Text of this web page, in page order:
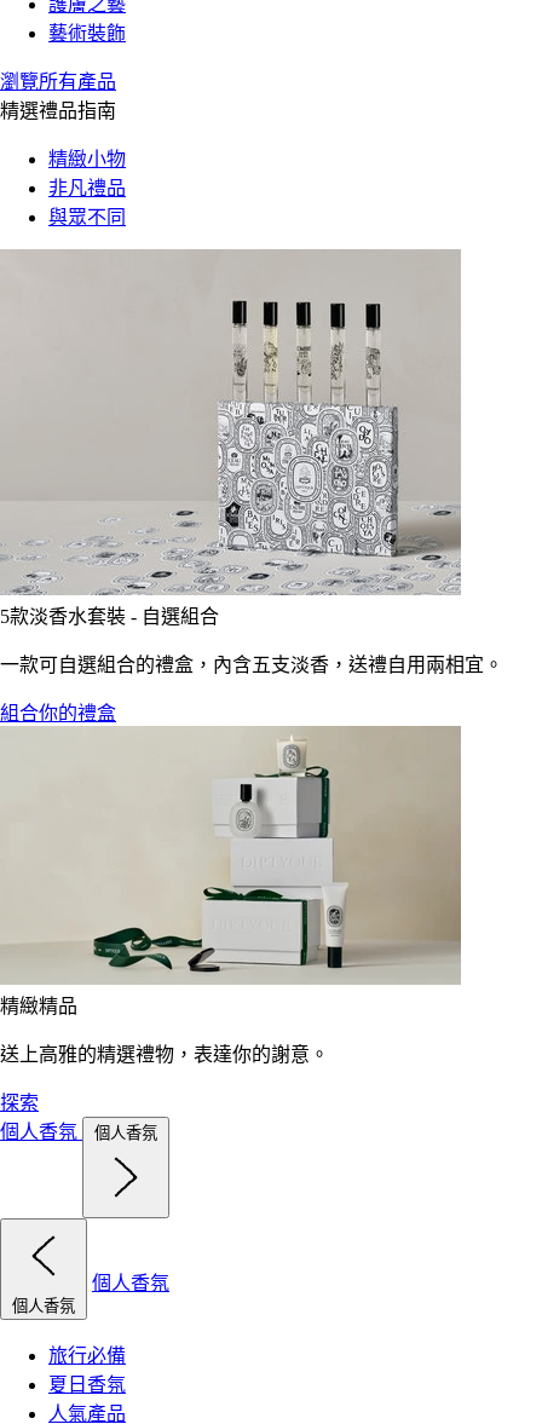
護膚之藝
藝術裝飾
瀏覽所有產品
精選禮品指南
精緻小物
非凡禮品
與眾不同
5款淡香水套裝 - 自選組合
一款可自選組合的禮盒，內含五支淡香，送禮自用兩相宜。
組合你的禮盒
精緻精品
送上高雅的精選禮物，表達你的謝意。
探索
個人香氛
個人香氛
個人香氛
個人香氛
旅行必備
夏日香氛
人氣產品